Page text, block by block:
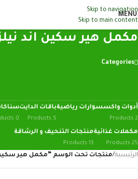
Skip to navigation
Skip to main content
MENU
مكمل هير سكين اند
Categories
أدوات واكسسوارات رياضية
2 Products
باقات الدايت
5 Products
0 Products
مكملات غذائية
25 Products
منتجات التنحيف و الرشاقة
13 Products
الرئيسية/منتجات تحت الوسم “مكمل هير سكين